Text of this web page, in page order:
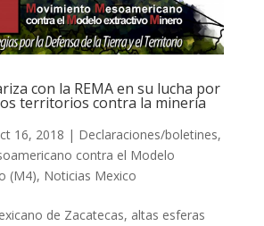
con la REMA en su lucha por
territorios contra la minería
16, 2018 | Declaraciones/boletines,
contra el Modelo
(M4), Noticias Mexico
de Zacatecas, altas esferas